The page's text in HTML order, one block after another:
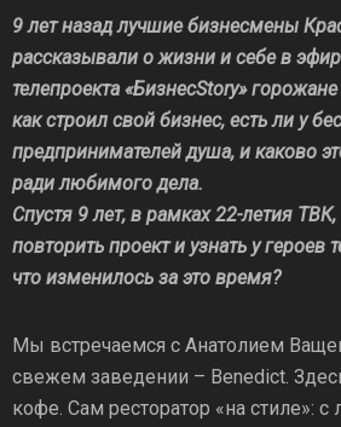
9 лет назад лучшие бизнесмены
рассказывали о жизни и себе в
телепроекта «БизнесStory»
как строил свой бизнес, есть ли у
предпринимателей душа, и каково
ради любимого дела.
Спустя 9 лет, в рамках 22-летия
повторить проект и узнать у героев
что изменилось за это время?
Мы встречаемся с Анатолием
свежем заведении – Benedict.
кофе. Сам ресторатор «на стиле»: с